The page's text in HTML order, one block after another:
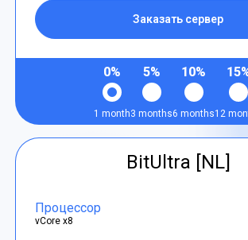
Заказать сервер
0%
1 month
5%
3 months
10%
6 months12
BitUltra [NL]
Процессор
vCore x8